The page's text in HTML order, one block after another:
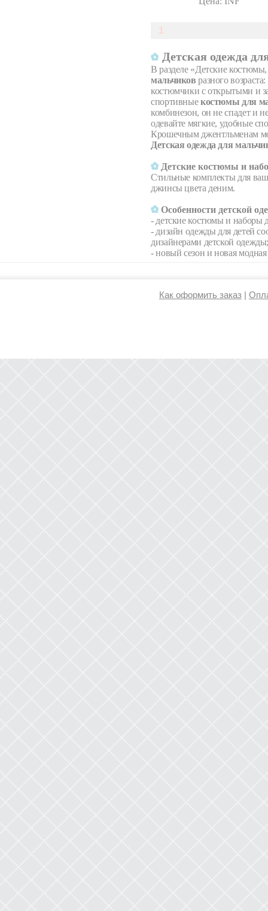
1
Детская одежда
В разделе «Детские
мальчиков разного
костюмчики с открытыми и
спортивныекостюмы для
комбинезон, он не спадет и
одевайте мягкие, удобные
Крошечным джентльменам
Детская одежда для
Детские костюмы и
Стильные комплекты для
джинсы цвета деним.
Особенности детской
- детские костюмы и наборы
- дизайн одежды для детей
дизайнерами детской
- новый сезон и новая
Как оформить заказ |